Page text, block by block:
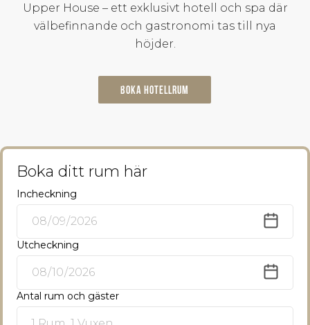
Upper House – ett exklusivt hotell och spa där
välbefinnande och gastronomi tas till nya
höjder.
Boka hotellrum
Boka ditt rum här
Incheckning
Utcheckning
Antal rum och gäster